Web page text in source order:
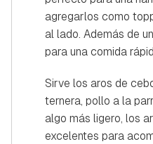
agregarlos como
al lado. Además de
para una comida
Sirve los aros de
ternera, pollo a la
algo más ligero, los
excelentes para